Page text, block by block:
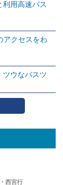
利用高速バス
アクセスをわ
ツウなバスツ
西宮行